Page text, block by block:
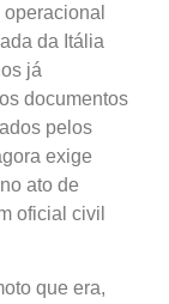
da Itália
já
documentos
pelos
exige
ato de
oficial civil
que era,